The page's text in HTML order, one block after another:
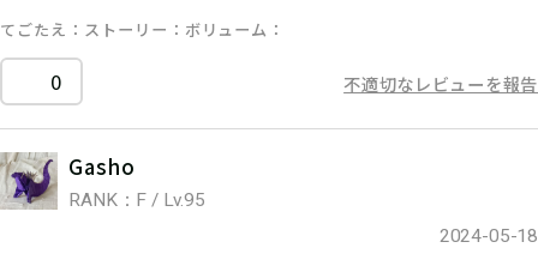
てごたえ ストーリー ボリューム
0 不適切なレビューを報告
Gasho
RANK：F / Lv.95
2024-05-18